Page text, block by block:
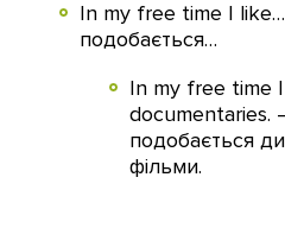
In my free time I
подобається…
In my free time
documentaries.
подобається
фільми.